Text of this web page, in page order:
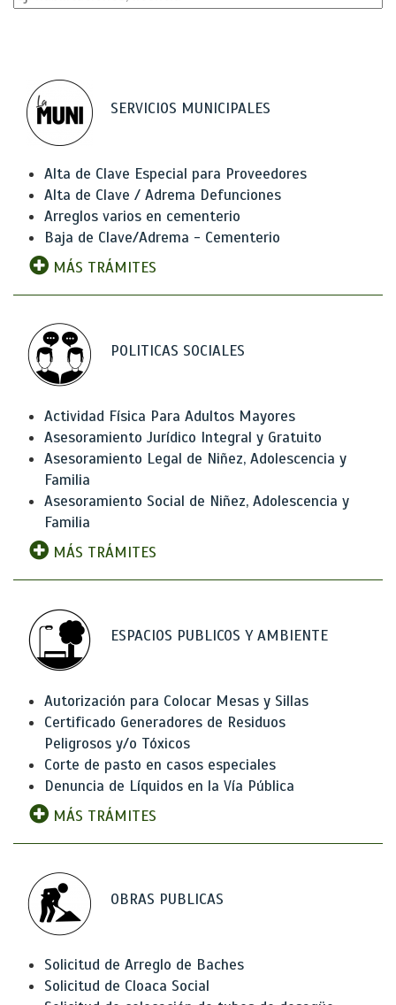
SERVICIOS MUNICIPALES
Alta de Clave Especial para Proveedores
Alta de Clave / Adrema Defunciones
Arreglos varios en cementerio
Baja de Clave/Adrema - Cementerio
MÁS TRÁMITES
POLITICAS SOCIALES
Actividad Física Para Adultos Mayores
Asesoramiento Jurídico Integral y Gratuito
Asesoramiento Legal de Niñez, Adolescencia y
Familia
Asesoramiento Social de Niñez, Adolescencia y
Familia
MÁS TRÁMITES
ESPACIOS PUBLICOS Y AMBIENTE
Autorización para Colocar Mesas y Sillas
Certificado Generadores de Residuos
Peligrosos y/o Tóxicos
Corte de pasto en casos especiales
Denuncia de Líquidos en la Vía Pública
MÁS TRÁMITES
OBRAS PUBLICAS
Solicitud de Arreglo de Baches
Solicitud de Cloaca Social